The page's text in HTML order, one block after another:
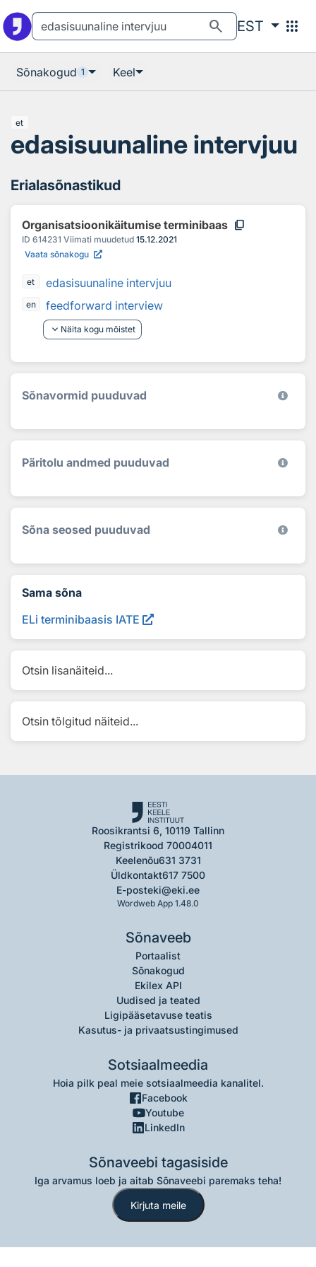
search EST apps
Sõnakogud 1 Keel
et
edasisuunaline intervjuu
Erialasõnastikud
Organisatsioonikäitumise terminibaas content_copy
ID 614231 Viimati muudetud 15.12.2021
Vaata sõnakogu
et edasisuunaline intervjuu
en
feedforward interview
keyboard_arrow_down Näita kogu mõistet
Sõnavormid puuduvad
Päritolu andmed puuduvad
Sõna seosed puuduvad
Sama sõna
ELi terminibaasis IATE
Otsin lisanäiteid...
Otsin tõlgitud näiteid...
Roosikrantsi 6, 10119 Tallinn
Registrikood 70004011
Keelenõu631 3731
Üldkontakt617 7500
E-posteki@eki.ee
Wordweb App 1.48.0
Sõnaveeb
Portaalist
Sõnakogud
Ekilex API
Uudised ja teated
Ligipääsetavuse teatis
Kasutus- ja privaatsustingimused
Sotsiaalmeedia
Hoia pilk peal meie sotsiaalmeedia kanalitel.
Facebook
Youtube
LinkedIn
Sõnaveebi tagasiside
Iga arvamus loeb ja aitab Sõnaveebi paremaks teha!
Kirjuta meile